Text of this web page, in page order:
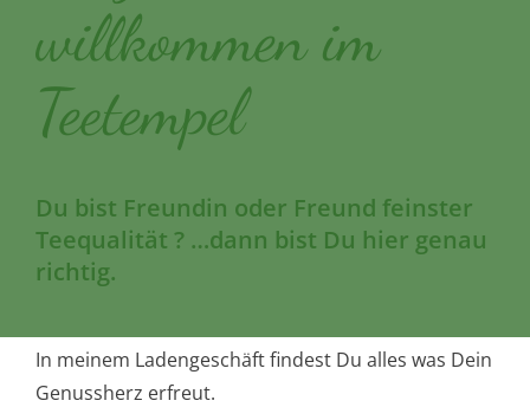
Über mich
willkommen im
Teetempel
Du bist Freundin oder Freund feinster
Teequalität ? …dann bist Du hier genau
richtig.
In meinem Ladengeschäft findest Du alles was Dein
Genussherz erfreut.